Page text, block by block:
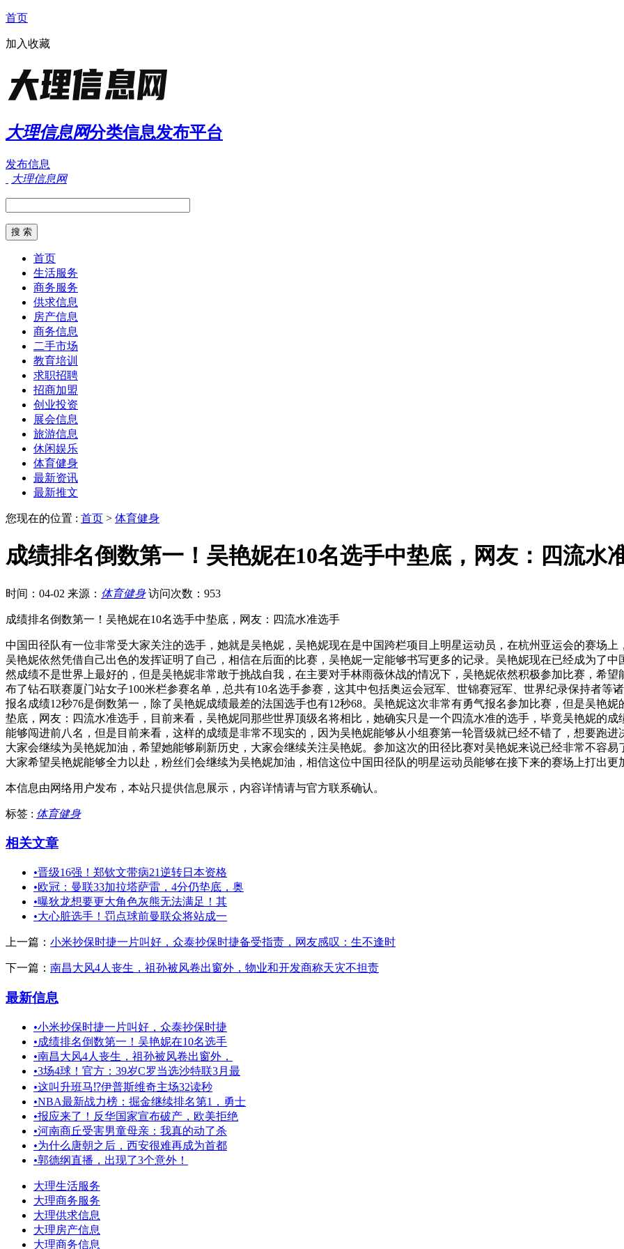
首页
加入收藏
大理信息网分类信息发布平台
发布信息
大理信息网
首页
生活服务
商务服务
供求信息
房产信息
商务信息
二手市场
教育培训
求职招聘
招商加盟
创业投资
展会信息
旅游信息
休闲娱乐
体育健身
最新资讯
最新推文
您现在的位置 : 首页 > 体育健身
成绩排名倒数第一！吴艳妮在10名选手中垫底，网友：四流水
时间：04-02 来源： 体育健身 访问次数：953
成绩排名倒数第一！吴艳妮在10名选手中垫底，网友：四流水准选手
中国田径队有一位非常受大家关注的选手，她就是吴艳妮，吴艳妮现在是中国跨栏项目上明星运动员，在杭州亚运会的赛场
吴艳妮依然凭借自己出色的发挥证明了自己，相信在后面的比赛，吴艳妮一定能够书写更多的记录。吴艳妮现在已经成为了
然成绩不是世界上最好的，但是吴艳妮非常敢于挑战自我，在主要对手林雨薇休战的情况下，吴艳妮依然积极参加比赛，希
布了钻石联赛厦门站女子100米栏参赛名单，总共有10名选手参赛，这其中包括奥运会冠军、世锦赛冠军、世界纪录保持者等
报名成绩12秒76是倒数第一，除了吴艳妮成绩最差的法国选手也有12秒68。吴艳妮这次非常有勇气报名参加比赛，但是吴艳
垫底，网友：四流水准选手，目前来看，吴艳妮同那些世界顶级名将相比，她确实只是一个四流水准的选手，毕竟吴艳妮的
能够闯进前八名，但是目前来看，这样的成绩是非常不现实的，因为吴艳妮能够从小组赛第一轮晋级就已经不错了，想要跑
大家会继续为吴艳妮加油，希望她能够刷新历史，大家会继续关注吴艳妮。参加这次的田径比赛对吴艳妮来说已经非常不容
大家希望吴艳妮能够全力以赴，粉丝们会继续为吴艳妮加油，相信这位中国田径队的明星运动员能够在接下来的赛场上打出
本信息由网络用户发布， 本站只提供信息展示，内容详情请与官方联系确认。
标签 : 体育健身
相关文章
•晋级16强！郑钦文带病21逆转日本资格
•欧冠：曼联33加拉塔萨雷，4分仍垫底，奥
•曝狄龙想要更大角色灰熊无法满足！其
•大心脏选手！罚点球前曼联众将站成一
上一篇： 小米抄保时捷一片叫好，众泰抄保时捷备受指责，网友感叹：生不逢时
下一篇： 南昌大风4人丧生，祖孙被风卷出窗外，物业和开发商称天灾不担责
最新信息
•小米抄保时捷一片叫好，众泰抄保时捷
•成绩排名倒数第一！吴艳妮在10名选手
•南昌大风4人丧生，祖孙被风卷出窗外，
•3场4球！官方：39岁C罗当选沙特联3月最
•这叫升班马⁉️伊普斯维奇主场32读秒
•NBA最新战力榜：掘金继续排名第1，勇士
•报应来了！反华国家宣布破产，欧美拒绝
•河南商丘受害男童母亲：我真的动了杀
•为什么唐朝之后，西安很难再成为首都
•郭德纲直播，出现了3个意外！
大理生活服务
大理商务服务
大理供求信息
大理房产信息
大理商务信息